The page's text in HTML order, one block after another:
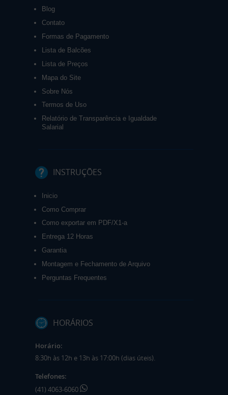
Blog
Contato
Formas de Pagamento
Lista de Balcões
Lista de Preços
Mapa do Site
Sobre Nós
Termos de Uso
Relatório de Transparência e Igualdade
Salarial
INSTRUÇÕES
Inicio
Como Comprar
Como exportar em PDF/X1-a
Entrega 12 Horas
Garantia
Montagem e Fechamento de Arquivo
Perguntas Frequentes
HORÁRIOS
Horário:
8:30h às 12h e 13h às 17:00h (dias úteis).
Telefones:
(41) 4063-6060